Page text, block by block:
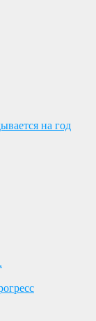
на год